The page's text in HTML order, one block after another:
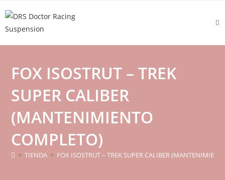
FOX ISOSTRUT – TREK
SUPER CALIBER
(MANTENIMIENTO
COMPLETO)
> TIENDA > FOX ISOSTRUT – TREK SUPER CALIBER